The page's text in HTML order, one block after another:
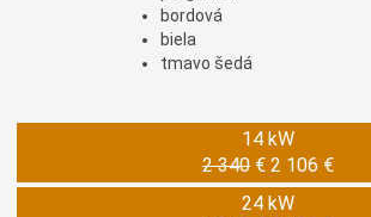
bordová
biela
tmavo šedá
14 kW
2 340 € 2 106 €
24 kW